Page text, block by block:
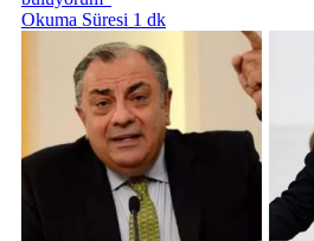
Okuma Süresi 1 dk